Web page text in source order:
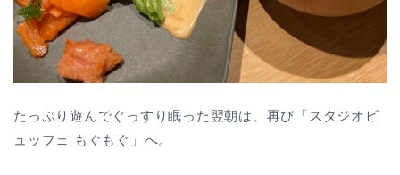
たっぷり遊んでぐっすり眠った翌朝は、再び「スタジオビ
ュッフェ もぐもぐ」へ。